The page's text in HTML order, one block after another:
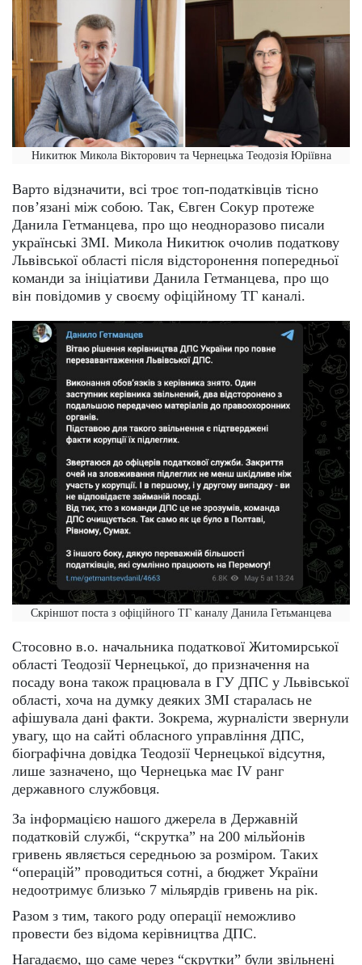
Никитюк Микола Вікторович та Чернецька Теодозія Юріївна
Варто відзначити, всі троє топ-податківців тісно
пов’язані між собою. Так, Євген Сокур протеже
Данила Гетманцева, про що неодноразово писали
українські ЗМІ. Микола Никитюк очолив податкову
Львівської області після відсторонення попередньої
команди за ініціативи Данила Гетманцева, про що
він повідомив у своєму офіційному ТГ каналі.
Скріншот поста з офіційного ТГ каналу Данила Гетьманцева
Стосовно в.о. начальника податкової Житомирської
області Теодозії Чернецької, до призначення на
посаду вона також працювала в ГУ ДПС у Львівської
області, хоча на думку деяких ЗМІ старалась не
афішувала дані факти. Зокрема, журналісти звернули
увагу, що на сайті обласного управління ДПС,
біографічна довідка Теодозії Чернецької відсутня,
лише зазначено, що Чернецька має ІV ранг
державного службовця.
За інформацією нашого джерела в Державній
податковій службі, “скрутка” на 200 мільйонів
гривень являється середньою за розміром. Таких
“операцій” проводиться сотні, а бюджет України
недоотримує близько 7 мільярдів гривень на рік.
Разом з тим, такого роду операції неможливо
провести без відома керівництва ДПС.
Нагадаємо, що саме через “скрутки” були звільнені